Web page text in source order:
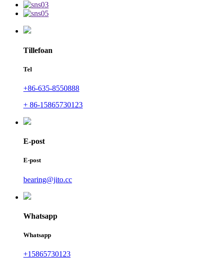
Tillefoan
Tel
+86-635-8550888
+ 86-15865730123
E-post
E-post
bearing@jito.cc
Whatsapp
Whatsapp
+15865730123